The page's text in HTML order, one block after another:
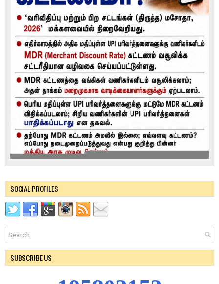
SOCIAL PROFILES
SUBSCRIBE US